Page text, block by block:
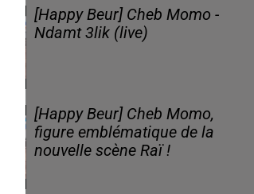
[Happy Beur] Cheb Momo -
Ndamt 3lik (live)
[Happy Beur] Cheb Momo,
figure emblématique de la
nouvelle scène Raï !